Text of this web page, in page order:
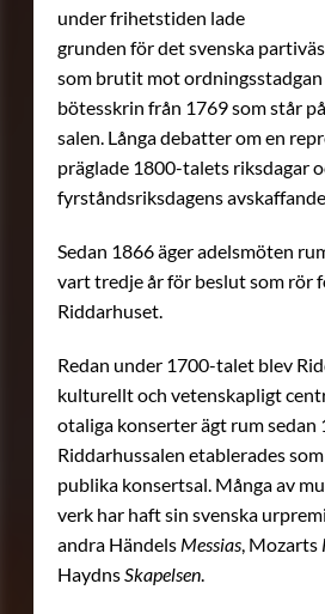
under frihetstiden lade
grunden för det svenska
som brutit mot
bötesskrin från 1769 som står
salen. Långa debatter om en
präglade 1800-talets riksdagar
fyrståndsriksdagens
Sedan 1866 äger adelsmöten
vart tredje år för beslut som rör
Riddarhuset.
Redan under 1700-talet blev
kulturellt och vetenskapligt
otaliga konserter ägt rum sedan
Riddarhussalen etablerades
publika konsertsal. Många av
verk har haft sin svenska
andra Händels Messias, Mozarts
HaydnsSkapelsen.